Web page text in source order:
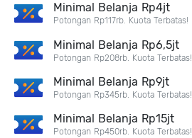
Minimal Belanja Rp4jt
Potongan Rp117rb. Kuota Terbatas!
Minimal Belanja Rp6,5jt
Potongan Rp208rb. Kuota Terbatas!
Minimal Belanja Rp9jt
Potongan Rp345rb. Kuota Terbatas!
Minimal Belanja Rp15jt
Potongan Rp450rb. Kuota Terbatas!